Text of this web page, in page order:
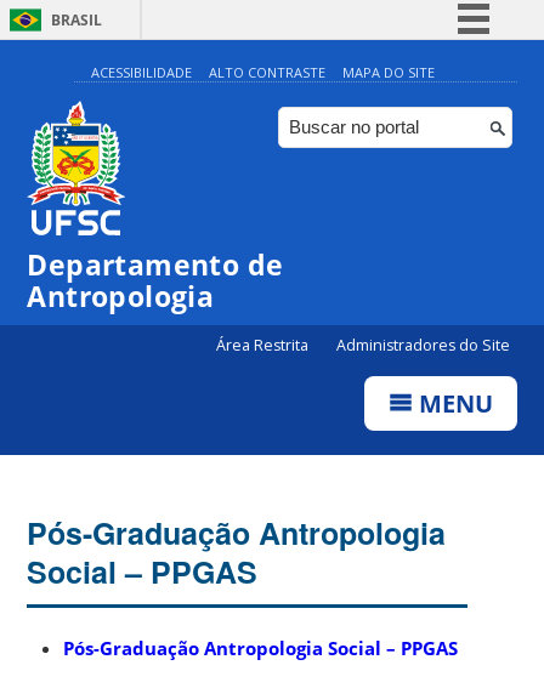
BRASIL
Simplifique!
Comunica BR
Participe
ACESSIBILIDADE ALTO CONTRASTE MAPA DO SITE
Departamento de
Antropologia
Área Restrita Administradores do Site
MENU
Pós-Graduação Antropologia
Social – PPGAS
Pós-Graduação Antropologia Social – PPGAS